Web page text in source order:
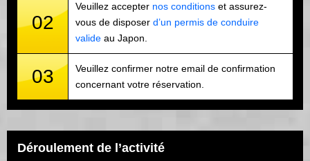
02
Veuillez accepter nos conditions et assurez-
vous de disposer d’un permis de conduire
valide au Japon.
03
Veuillez confirmer notre email de confirmation
concernant votre réservation.
Déroulement de l’activité